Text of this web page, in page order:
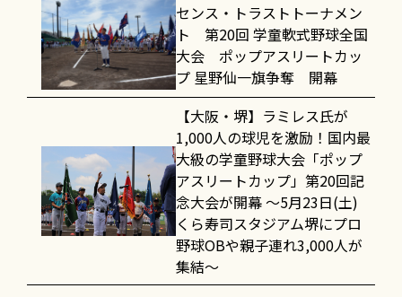
センス・トラストトーナメン
ト 第20回 学童軟式野球全国
大会 ポップアスリートカッ
プ 星野仙一旗争奪 開幕
【大阪・堺】ラミレス氏が
1,000人の球児を激励！国内最
大級の学童野球大会「ポップ
アスリートカップ」第20回記
念大会が開幕 〜5月23日(土)
くら寿司スタジアム堺にプロ
野球OBや親子連れ3,000人が
集結〜